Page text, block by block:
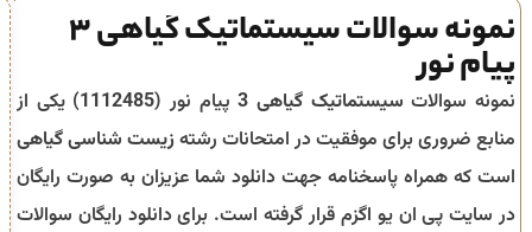
نمونه سوالات سیستماتیک گیاهی 3
پیام نور
نمونه سوالات سیستماتیک گیاهی 3 پیام نور (1112485) یکی از
منابع ضروری برای موفقیت در امتحانات رشته زیست شناسی گیاهی
است که همراه پاسخنامه جهت دانلود شما عزیزان به صورت رایگان
در سایت پی ان یو اگزم قرار گرفته است. برای دانلود رایگان سوالات